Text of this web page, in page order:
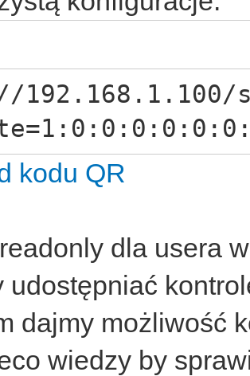
192.168.1.100/
kodu QR
dla usera
udostępniać
dajmy możliwość
wiedzy by